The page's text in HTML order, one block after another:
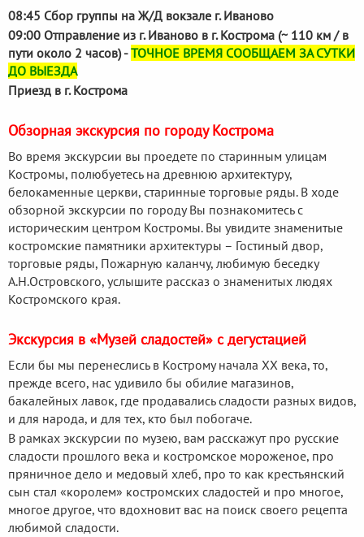
08:45 Сбор группы на Ж/Д вокзале г. Иваново
09:00 Отправление из г. Иваново в г. Кострома (~ 110 км / в
пути около 2 часов) -ТОЧНОЕ ВРЕМЯ СООБЩАЕМ ЗА СУТКИ
ДО ВЫЕЗДА
Приезд в г. Кострома
Обзорная экскурсия по городу Кострома
Во время экскурсии вы проедете по старинным улицам
Костромы, полюбуетесь на древнюю архитектуру,
белокаменные церкви, старинные торговые ряды. В ходе
обзорной экскурсии по городу Вы познакомитесь с
историческим центром Костромы. Вы увидите знаменитые
костромские памятники архитектуры – Гостиный двор,
торговые ряды, Пожарную каланчу, любимую беседку
А.Н.Островского, услышите рассказ о знаменитых людях
Костромского края.
Экскурсия в «Музей сладостей» с дегустацией
Если бы мы перенеслись в Кострому начала ХХ века, то,
прежде всего, нас удивило бы обилие магазинов,
бакалейных лавок, где продавались сладости разных видов,
и для народа, и для тех, кто был побогаче.
В рамках экскурсии по музею, вам расскажут про русские
сладости прошлого века и костромское мороженое, про
пряничное дело и медовый хлеб, про то как крестьянский
сын стал «королем» костромских сладостей и про многое,
многое другое, что вдохновит вас на поиск своего рецепта
любимой сладости.